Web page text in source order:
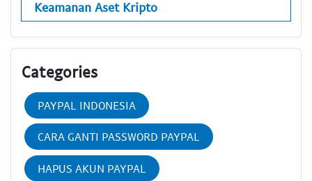
Keamanan Aset Kripto
Categories
PAYPAL INDONESIA
CARA GANTI PASSWORD PAYPAL
HAPUS AKUN PAYPAL